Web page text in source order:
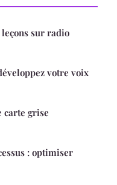
sur radio
votre voix
carte grise
: optimiser